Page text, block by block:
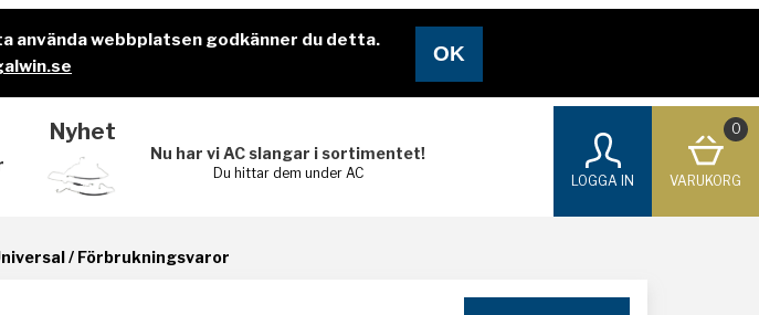
använda webbplatsen godkänner du detta.
Nyhet
Nu har vi AC slangar i sortimentet!
Du hittar dem under AC
LOGGA IN
0
VARUKORG
/ Förbrukningsvaror